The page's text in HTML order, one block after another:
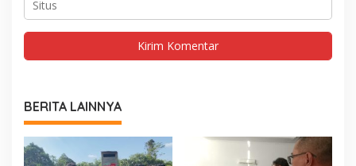
BERITA LAINNYA